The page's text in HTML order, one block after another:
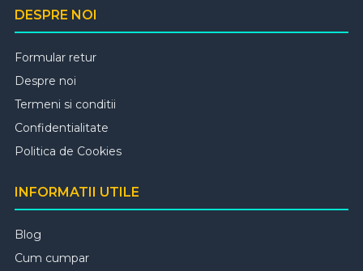
DESPRE NOI
Formular retur
Despre noi
Termeni si conditii
Confidentialitate
Politica de Cookies
INFORMATII UTILE
Blog
Cum cumpar